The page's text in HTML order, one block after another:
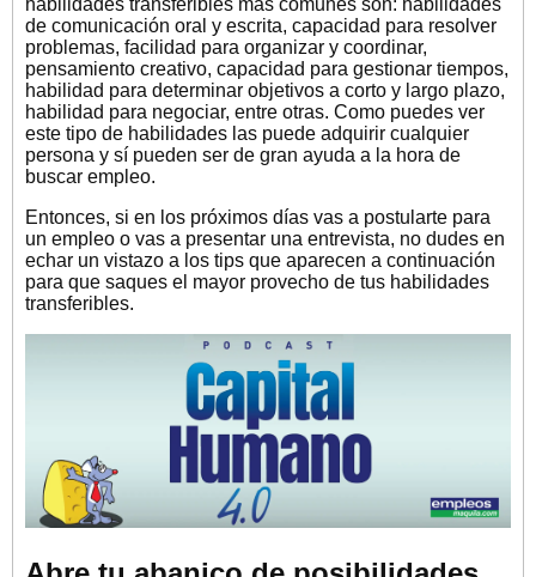
de comunicación oral y escrita, capacidad para resolver
problemas, facilidad para organizar y coordinar,
pensamiento creativo, capacidad para gestionar tiempos,
habilidad para determinar objetivos a corto y largo plazo,
habilidad para negociar, entre otras. Como puedes ver
este tipo de habilidades las puede adquirir cualquier
persona y sí pueden ser de gran ayuda a la hora de
buscar empleo.
Entonces, si en los próximos días vas a postularte para
un empleo o vas a presentar una entrevista, no dudes en
echar un vistazo a los tips que aparecen a continuación
para que saques el mayor provecho de tus habilidades
transferibles.